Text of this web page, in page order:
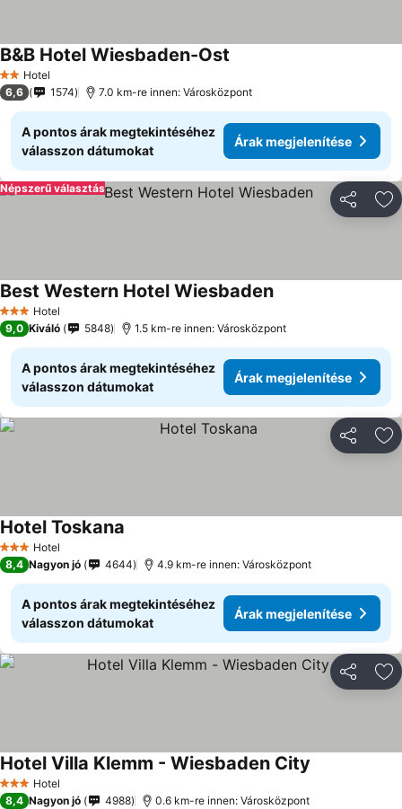
2 Kategória
Hotel
B&B Hotel Wiesbaden-Ost
6,6 1574 7.0 km-re innen: Városközpont
A pontos árak megtekintéséhez
válasszon dátumokat
Árak megjelenítése
Népszerű választás
3 Kategória
Hotel
Best Western Hotel Wiesbaden
9,0 Kiváló 5848 1.5 km-re innen: Városközpont
A pontos árak megtekintéséhez
válasszon dátumokat
Árak megjelenítése
3 Kategória
Hotel
Hotel Toskana
8,4 Nagyon jó 4644 4.9 km-re innen: Városközpont
A pontos árak megtekintéséhez
válasszon dátumokat
Árak megjelenítése
3 Kategória
Hotel
Hotel Villa Klemm - Wiesbaden City
8,4 Nagyon jó 4988 0.6 km-re innen: Városközpont